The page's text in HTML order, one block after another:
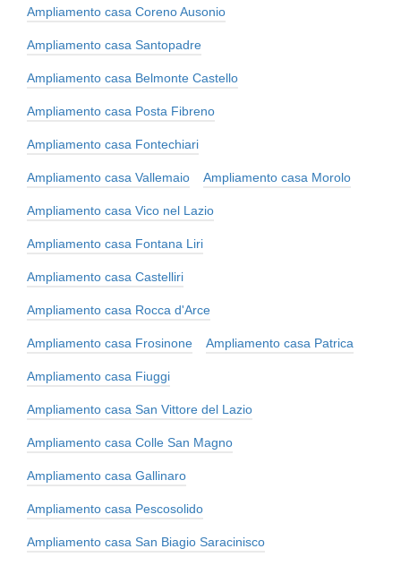
Ampliamento casa Coreno Ausonio
Ampliamento casa Santopadre
Ampliamento casa Belmonte Castello
Ampliamento casa Posta Fibreno
Ampliamento casa Fontechiari
Ampliamento casa Vallemaio Ampliamento casa Morolo
Ampliamento casa Vico nel Lazio
Ampliamento casa Fontana Liri
Ampliamento casa Castelliri
Ampliamento casa Rocca d'Arce
Ampliamento casa Frosinone Ampliamento casa Patrica
Ampliamento casa Fiuggi
Ampliamento casa San Vittore del Lazio
Ampliamento casa Colle San Magno
Ampliamento casa Gallinaro
Ampliamento casa Pescosolido
Ampliamento casa San Biagio Saracinisco